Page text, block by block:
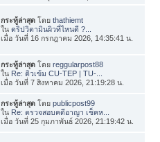
กระทู้ล่าสุด โดยthathiemt
ในดริปวิตามินผิวที่ไหนดี ?...
เมื่อ วันที่ 16 กรกฎาคม 2026, 14:35:41 น.
กระทู้ล่าสุด โดยreggularpost88
ใน Re: ติวเข้ม CU-TEP | TU-...
เมื่อ วันที่ 7 สิงหาคม 2026, 21:19:28 น.
กระทู้ล่าสุด โดยpublicpost99
ใน Re: ตรวจสอบคดีอาญา เช็คห...
เมื่อ วันที่ 25 กุมภาพันธ์ 2026, 21:19:42 น.